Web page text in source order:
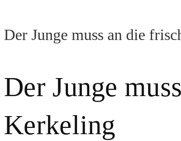
Der Junge muss an die
Der Junge
Kerkeling